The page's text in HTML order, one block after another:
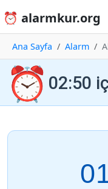
⏰ alarmkur.org
Ana Sayfa Alarm
⏰ 02:50